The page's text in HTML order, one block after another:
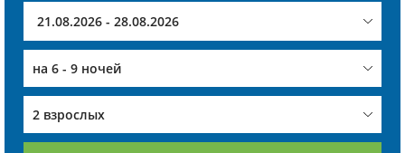
на 6 - 9 ночей
2 взрослых